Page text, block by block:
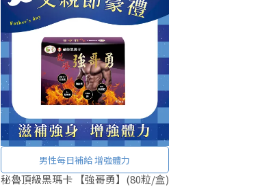
男性每日補給 增強體力
秘魯頂級黑瑪卡 【強哥勇】(80粒/盒)